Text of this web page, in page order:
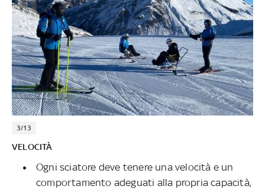
3/13
VELOCITÀ
Ogni sciatore deve tenere una velocità e un
comportamento adeguati alla propria capacità,